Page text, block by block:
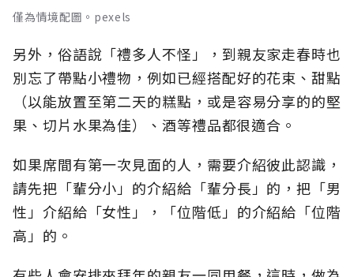
僅為情境配圖。pexels
另外，俗語說「禮多人不怪」，到親友家走春時也
別忘了帶點小禮物，例如已經搭配好的花束、甜點
（以能放置至第二天的糕點，或是容易分享的的堅
果、切片水果為佳）、酒等禮品都很適合。
如果席間有第一次見面的人，需要介紹彼此認識，
請先把「輩分小」的介紹給「輩分長」的，把「男
性」介紹給「女性」，「位階低」的介紹給「位階
高」的。